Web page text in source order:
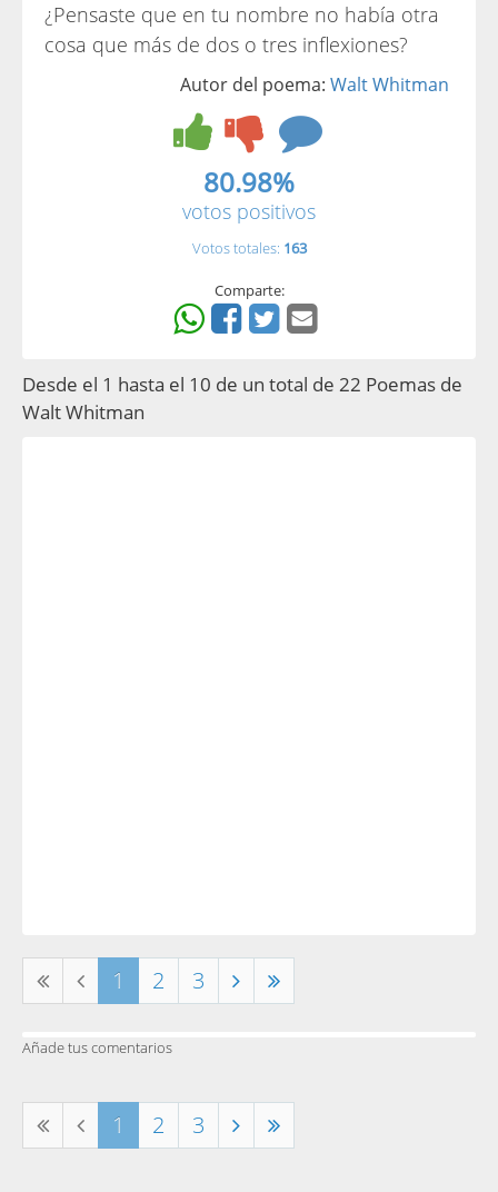
¿Pensaste que en tu nombre no había otra
cosa que más de dos o tres inflexiones?
Autor del poema: Walt Whitman
80.98%
votos positivos
Votos totales: 163
Comparte:
Desde el 1 hasta el 10 de un total de 22 Poemas de
Walt Whitman
1 2 3
Añade tus comentarios
1 2 3